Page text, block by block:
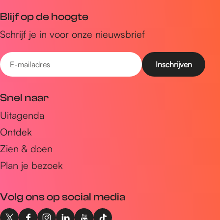
Blijf op de hoogte
Schrijf je in voor onze nieuwsbrief
E
-
a
i
l
a
d
e
Snel naar
Uitagenda
Ontdek
Zien & doen
Plan je bezoek
Volg ons op social media